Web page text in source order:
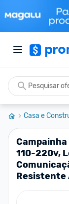
Casa e
110-220v,
Resistente